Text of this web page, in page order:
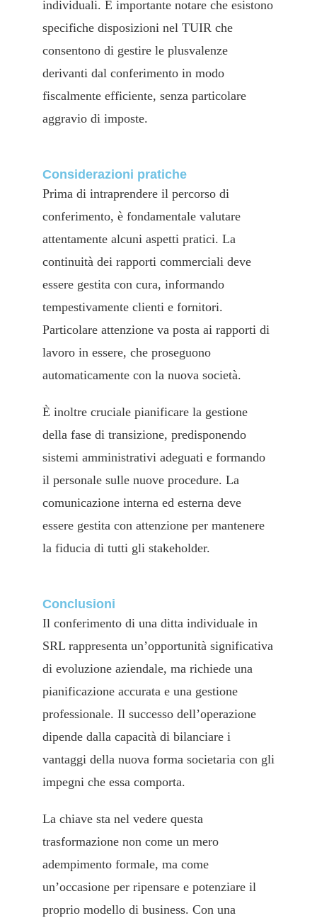
individuali. È importante notare che esistono
specifiche disposizioni nel TUIR che
consentono di gestire le plusvalenze
derivanti dal conferimento in modo
fiscalmente efficiente, senza particolare
aggravio di imposte.
Considerazioni pratiche
Prima di intraprendere il percorso di
conferimento, è fondamentale valutare
attentamente alcuni aspetti pratici. La
continuità dei rapporti commerciali deve
essere gestita con cura, informando
tempestivamente clienti e fornitori.
Particolare attenzione va posta ai rapporti di
lavoro in essere, che proseguono
automaticamente con la nuova società.
È inoltre cruciale pianificare la gestione
della fase di transizione, predisponendo
sistemi amministrativi adeguati e formando
il personale sulle nuove procedure. La
comunicazione interna ed esterna deve
essere gestita con attenzione per mantenere
la fiducia di tutti gli stakeholder.
Conclusioni
Il conferimento di una ditta individuale in
SRL rappresenta un’opportunità significativa
di evoluzione aziendale, ma richiede una
pianificazione accurata e una gestione
professionale. Il successo dell’operazione
dipende dalla capacità di bilanciare i
vantaggi della nuova forma societaria con gli
impegni che essa comporta.
La chiave sta nel vedere questa
trasformazione non come un mero
adempimento formale, ma come
un’occasione per ripensare e potenziare il
proprio modello di business. Con una